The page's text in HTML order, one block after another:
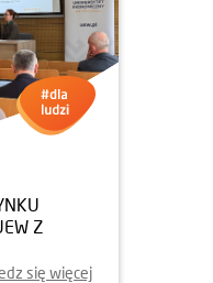
Z
się więcej